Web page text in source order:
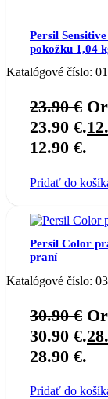
Persil
pokožku 1,04
Katalógové číslo:
23.90€
23.90 €.
12.90 €.
Pridať do
Persil Color
praní
Katalógové číslo:
30.90€
30.90 €.
28.90 €.
Pridať do